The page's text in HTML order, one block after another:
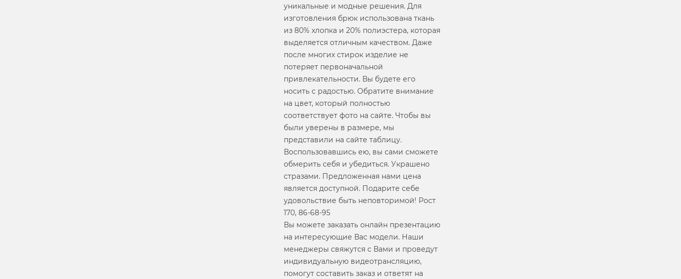
уникальные и модные решения. Для
изготовления брюк использована ткань
из 80% хлопка и 20% полиэстера, которая
выделяется отличным качеством. Даже
после многих стирок изделие не
потеряет первоначальной
привлекательности. Вы будете его
носить с радостью. Обратите внимание
на цвет, который полностью
соответствует фото на сайте. Чтобы вы
были уверены в размере, мы
представили на сайте таблицу.
Воспользовавшись ею, вы сами сможете
обмерить себя и убедиться. Украшено
стразами. Предложенная нами цена
является доступной. Подарите себе
удовольствие быть неповторимой! Рост
170, 86-68-95
Вы можете заказать онлайн презентацию
на интересующие Вас модели. Наши
менеджеры свяжутся с Вами и проведут
индивидуальную видеотрансляцию,
помогут составить заказ и ответят на